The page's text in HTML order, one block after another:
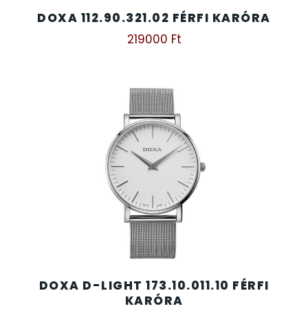
DOXA 112.90.321.02 FÉRFI KARÓRA
219000 Ft
DOXA D-LIGHT 173.10.011.10 FÉRFI
KARÓRA